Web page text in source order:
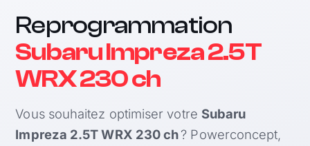
Reprogrammation
Subaru Impreza 2.5T
WRX 230 ch
Vous souhaitez optimiser votre Subaru
Impreza 2.5T WRX 230 ch? Powerconcept,